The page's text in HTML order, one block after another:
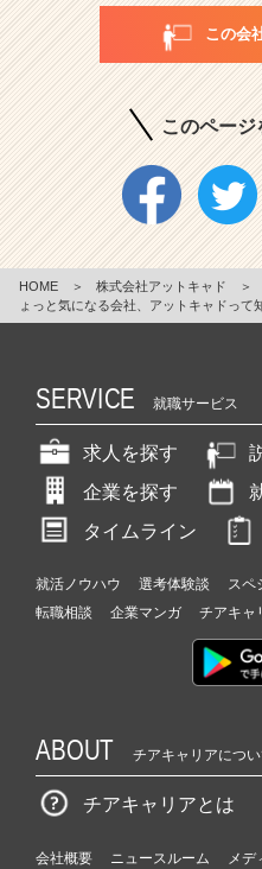
この会
このペー
HOME ＞ 株式会社アットキャド ＞
ょっと気になる会社、アットキャドって
SERVICE 就職サービス
求人を探す
企業を探す
タイムライン
就活ノウハウ 選考体験談 スペ
転職相談
企業マンガ チアキャ
ABOUT チアキャリアにつ
チアキャリアとは
会社概要 ニュースルーム
メデ